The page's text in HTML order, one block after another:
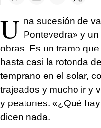
U na sucesión de
Pontevedra» y
obras. Es un tramo
hasta casi la rotonda
temprano en el solar,
trajeados y mucho ir y
y peatones. «¿Qué
dicen nada.